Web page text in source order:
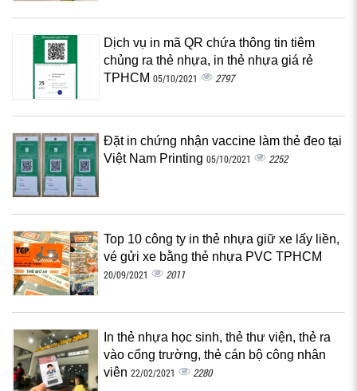
Dịch vụ in mã QR chứa thông tin tiêm
chủng ra thẻ nhựa, in thẻ nhựa giá rẻ
TPHCM 05/10/2021 2797
Đặt in chứng nhận vaccine làm thẻ đeo tại
Việt Nam Printing 05/10/2021 2252
Top 10 công ty in thẻ nhựa giữ xe lấy liền,
vé gửi xe bằng thẻ nhựa PVC TPHCM
20/09/2021 2011
In thẻ nhựa học sinh, thẻ thư viện, thẻ ra
vào cổng trường, thẻ cán bộ công nhân
viên 22/02/2021 2280